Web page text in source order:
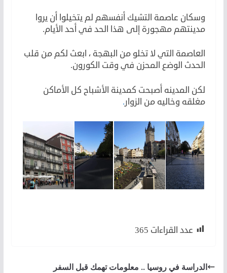
وسكان عاصمة التشيك أنفسهم لم يتخيلوا أن يروا
مدينتهم مهجورة إلى هذا الحد في أحد الأيام.
العاصمة التي لا تخلو من البهجة ، ابعث لكم من قلب
الحدث الوضع المحزن في وقت الكورون.
لكن المدينه أصبحت كمدينة الأشباح كل الأماكن
مغلقه وخاليه من الزوار.
عدد القراءات 365
الدراسة في روسيا .. معلومات تهمك قبل السفر